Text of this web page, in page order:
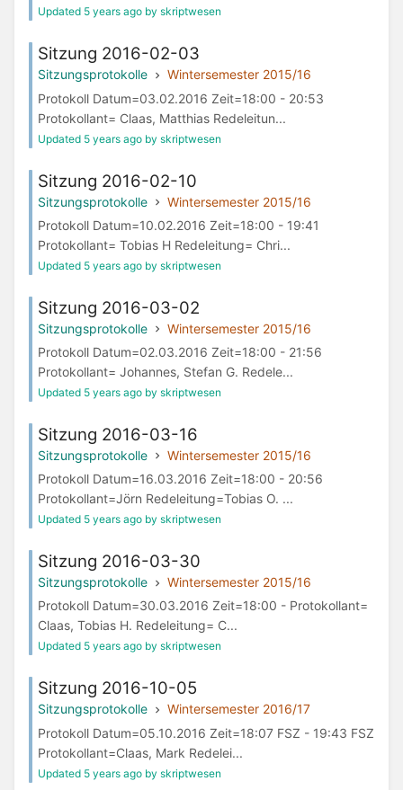
Updated 5 years ago by skriptwesen
Sitzung 2016-02-03
Sitzungsprotokolle
Wintersemester 2015/16
Protokoll Datum=03.02.2016 Zeit=18:00 - 20:53
Protokollant= Claas, Matthias Redeleitun...
Updated 5 years ago by skriptwesen
Sitzung 2016-02-10
Sitzungsprotokolle
Wintersemester 2015/16
Protokoll Datum=10.02.2016 Zeit=18:00 - 19:41
Protokollant= Tobias H Redeleitung= Chri...
Updated 5 years ago by skriptwesen
Sitzung 2016-03-02
Sitzungsprotokolle
Wintersemester 2015/16
Protokoll Datum=02.03.2016 Zeit=18:00 - 21:56
Protokollant= Johannes, Stefan G. Redele...
Updated 5 years ago by skriptwesen
Sitzung 2016-03-16
Sitzungsprotokolle
Wintersemester 2015/16
Protokoll Datum=16.03.2016 Zeit=18:00 - 20:56
Protokollant=Jörn Redeleitung=Tobias O. ...
Updated 5 years ago by skriptwesen
Sitzung 2016-03-30
Sitzungsprotokolle
Wintersemester 2015/16
Protokoll Datum=30.03.2016 Zeit=18:00 - Protokollant=
Claas, Tobias H. Redeleitung= C...
Updated 5 years ago by skriptwesen
Sitzung 2016-10-05
Sitzungsprotokolle
Wintersemester 2016/17
Protokoll Datum=05.10.2016 Zeit=18:07 FSZ - 19:43 FSZ
Protokollant=Claas, Mark Redelei...
Updated 5 years ago by skriptwesen